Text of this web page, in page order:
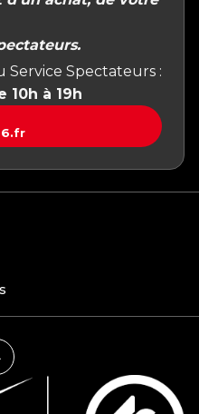
Service Spectateurs :
10h à 19h